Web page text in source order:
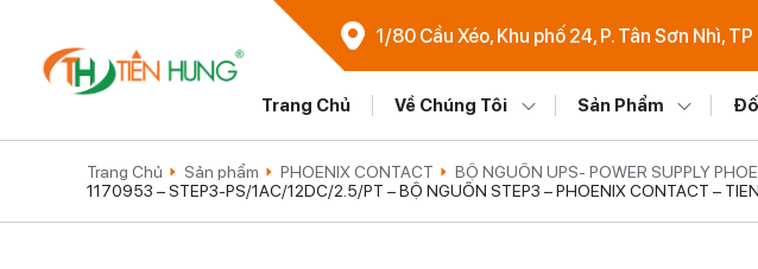
1/80 Cầu Xéo, Khu phố 24, P. Tân Sơn Nhì, TP
Trang Chủ Về Chúng Tôi Sản Phẩm
Trang Chủ Sản phẩm PHOENIX CONTACT
BỘ NGUỒN UPS- POWER SUPPLY
1170953 – STEP3-PS/1AC/12DC/2.5/PT – BỘ NGUỒN STEP3 – PHOENIX CONTACT –